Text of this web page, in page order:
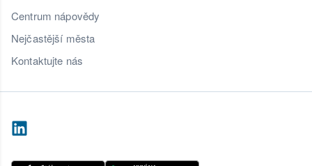
Centrum nápovědy
Nejčastější města
Kontaktujte nás